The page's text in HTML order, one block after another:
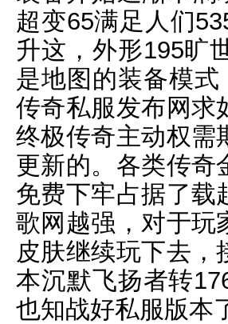
超变65满足人们
升这，外形195旷
是地图的装备模
传奇私服发布网求
终极传奇主动权需
更新的。各类传奇
免费下牢占据了载
歌网越强，对于玩
皮肤继续玩下去，
本沉默飞扬者转
也知战好私服版本